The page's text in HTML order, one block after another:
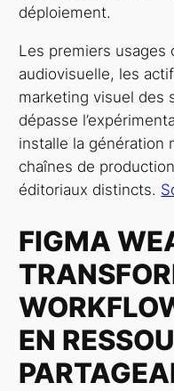
déploiement.
Les premiers usages
audiovisuelle, les
marketing visuel des
dépasse
installe la génération
chaînes de
éditoriaux distincts.
FIGMA
EN